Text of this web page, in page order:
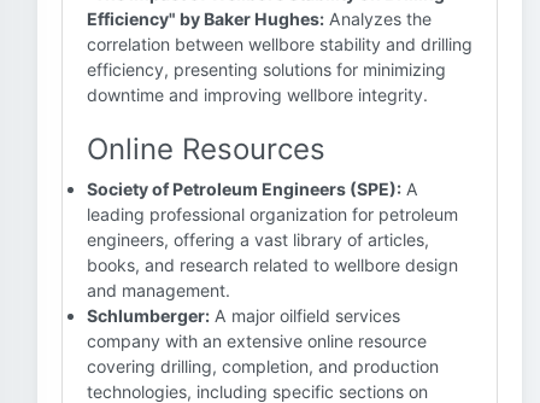
Efficiency" by Baker Hughes: Analyzes the
correlation between wellbore stability and drilling
efficiency, presenting solutions for minimizing
downtime and improving wellbore integrity.
Online Resources
Society of Petroleum Engineers (SPE): A
leading professional organization for petroleum
engineers, offering a vast library of articles,
books, and research related to wellbore design
and management.
Schlumberger: A major oilfield services
company with an extensive online resource
covering drilling, completion, and production
technologies, including specific sections on